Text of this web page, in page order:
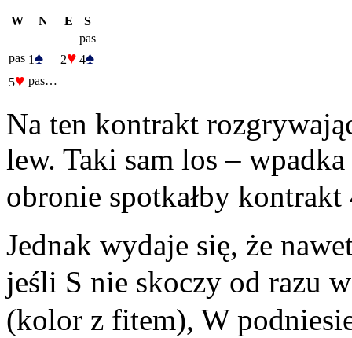
W N E
S
pas
pas 1♠ 2♥ 4♠
5♥ pas…
Na ten kontrakt
lew. Taki sam los –
obronie spotkałby kontrakt
Jednak wydaje się, że
jeśli S nie skoczy od razu
(kolor z fitem), W